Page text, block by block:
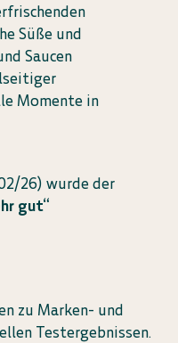
Süße und
Saucen
Momente in
26) wurde der
gut“
zu Marken- und
Testergebnissen.